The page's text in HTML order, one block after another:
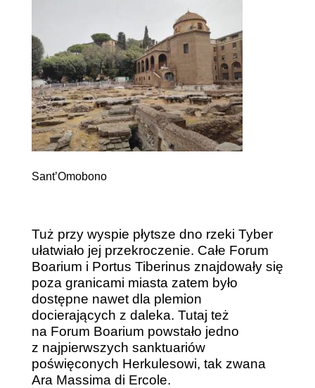
Sant’Omobono
Tuż przy wyspie płytsze dno rzeki Tyber
ułatwiało jej przekroczenie. Całe Forum
Boarium i Portus Tiberinus znajdowały się
poza granicami miasta zatem było
dostępne nawet dla plemion
docierających z daleka. Tutaj też
na Forum Boarium powstało jedno
z najpierwszych sanktuariów
poświęconych Herkulesowi, tak zwana
Ara Massima di Ercole.